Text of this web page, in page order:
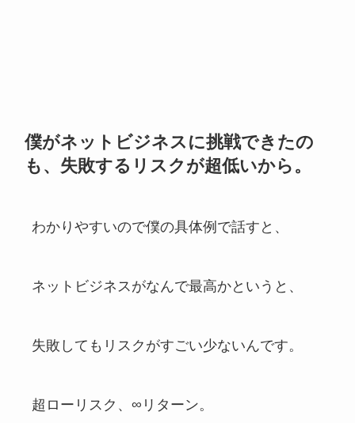
僕がネットビジネスに挑戦できたの
も、失敗するリスクが超低いから。
わかりやすいので僕の具体例で話すと、
ネットビジネスがなんで最高かというと、
失敗してもリスクがすごい少ないんです。
超ローリスク、∞リターン。